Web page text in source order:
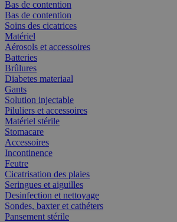
Bas de contention
Bas de contention
Soins des cicatrices
Matériel
Aérosols et accessoires
Batteries
Brûlures
Diabetes materiaal
Gants
Solution injectable
Piluliers et accessoires
Matériel stérile
Stomacare
Accessoires
Incontinence
Feutre
Cicatrisation des plaies
Seringues et aiguilles
Desinfection et nettoyage
Sondes, baxter et cathéters
Pansement stérile